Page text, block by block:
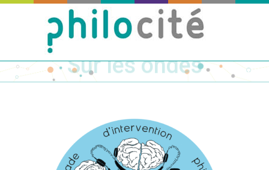
Sur les ondes